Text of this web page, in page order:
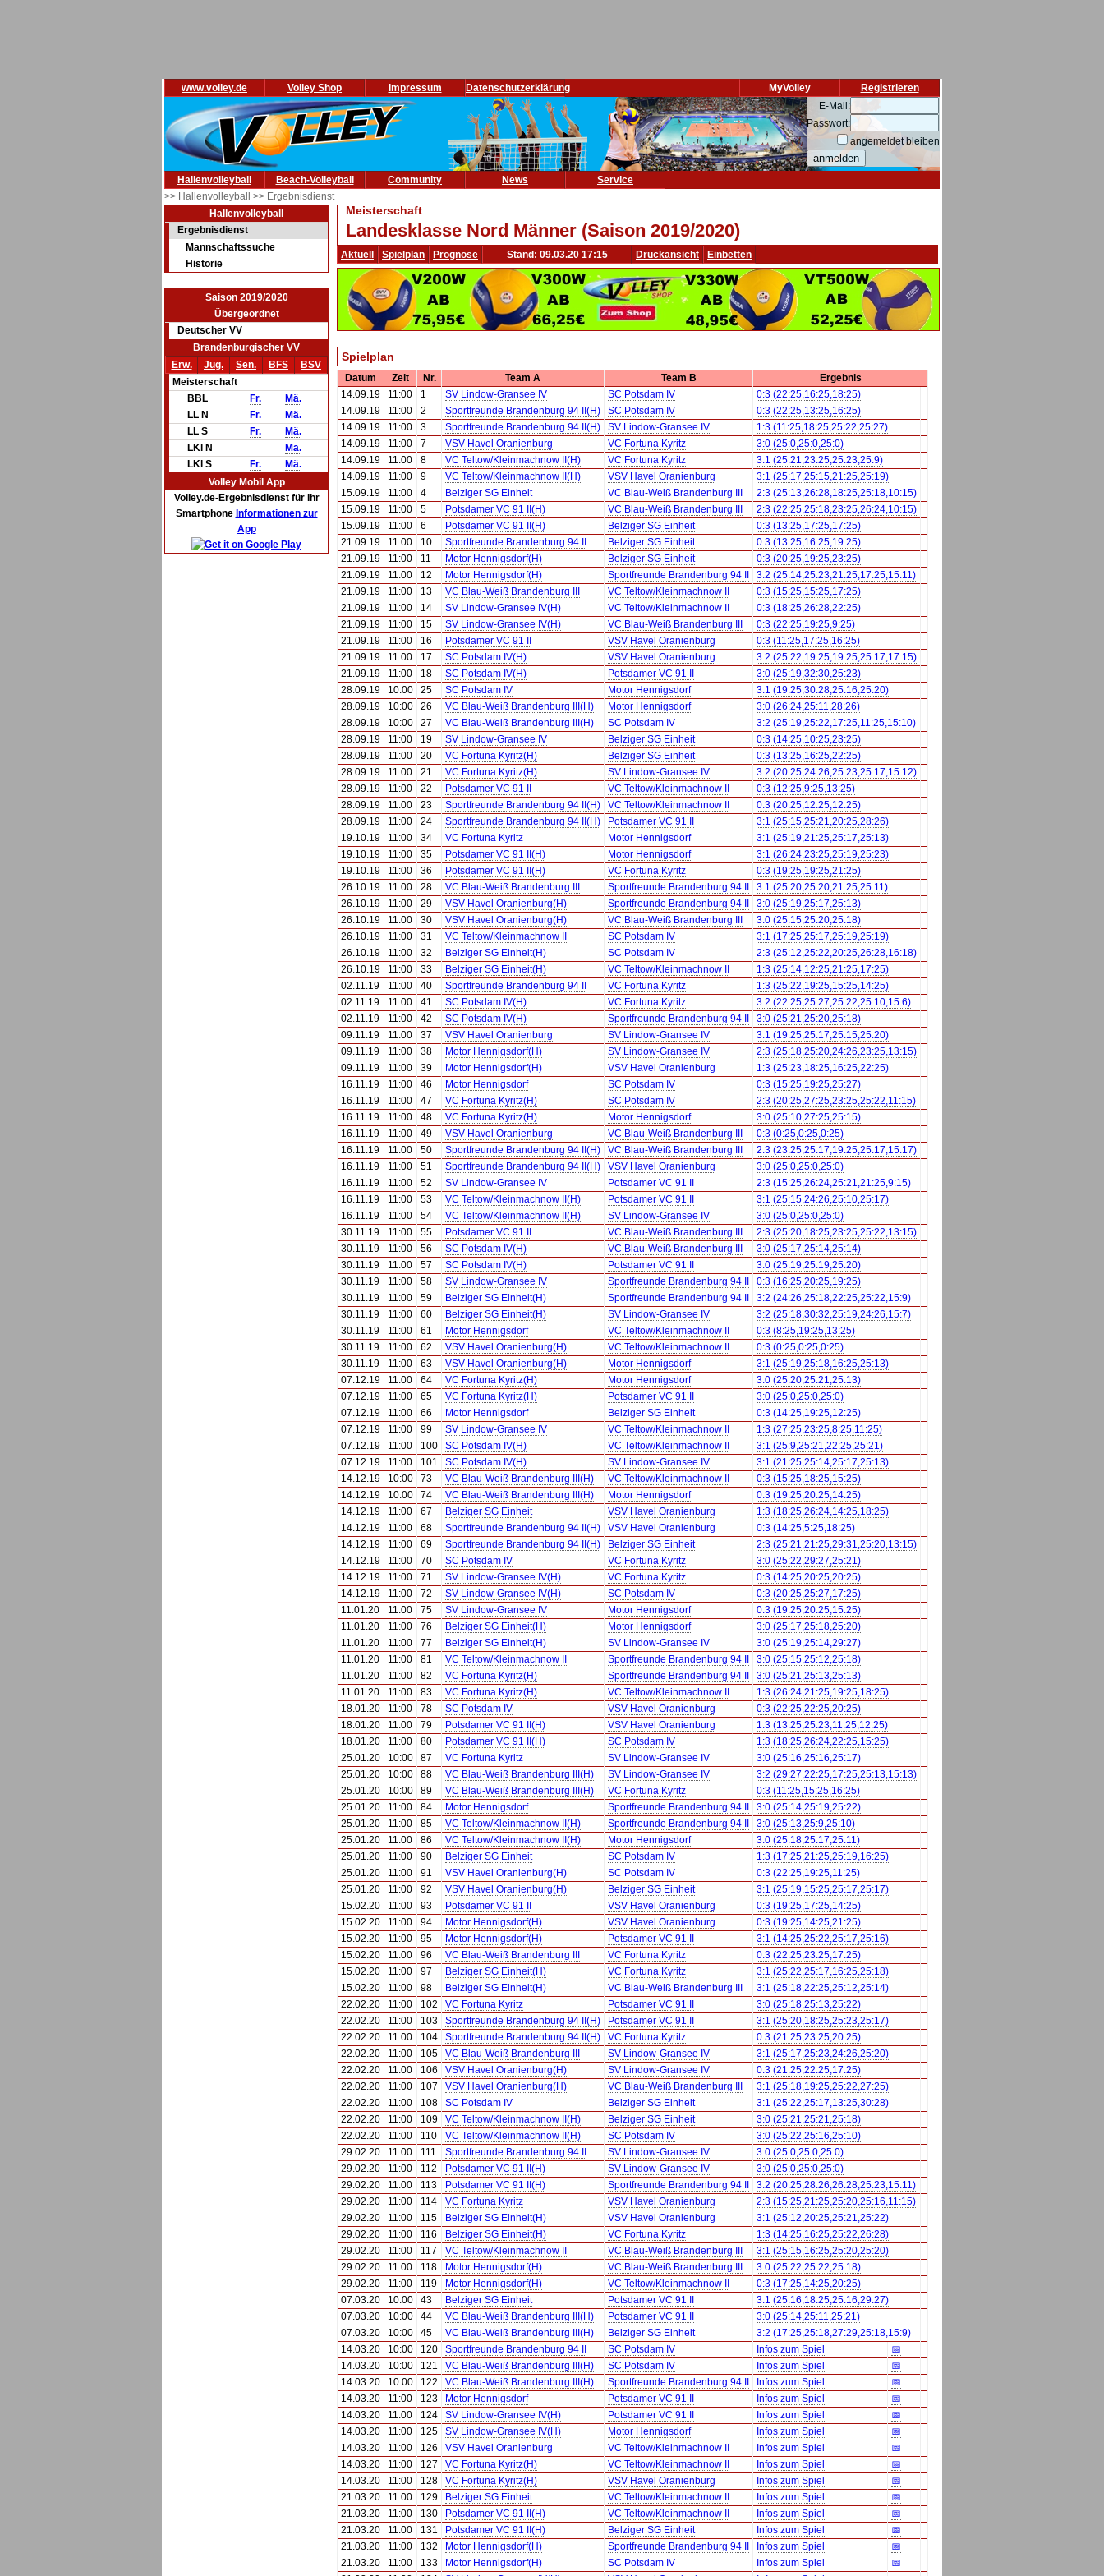
www.volley.de Volley Shop Impressum Datenschutzerklärung Registrieren
MyVolley
E-Mail:
Passwort:
angemeldet bleiben
Hallenvolleyball Beach-Volleyball Community News
Service
>> Hallenvolleyball >> Ergebnisdienst
Hallenvolleyball
Ergebnisdienst
Mannschaftssuche
Historie
Saison 2019/2020
Übergeordnet
Deutscher VV
Brandenburgischer VV
Erw.
Jug. Sen. BFS
BSV
Meisterschaft
BBL
Fr.
Mä.
LL N
Fr.
Mä.
LL S
Fr.
Mä.
LKl N
Mä.
LKl S
Fr.
Mä.
Volley Mobil App
Volley.de-Ergebnisdienst für Ihr
Smartphone Informationen zur
App
Meisterschaft
Landesklasse Nord Männer (Saison 2019/2020)
Aktuell Spielplan Prognose Stand: 09.03.20 17:15 Druckansicht Einbetten
Spielplan
Datum Zeit Nr. Team A Team B
Ergebnis
14.09.19
11:00 1 SV Lindow-Gransee IV SC Potsdam IV
0:3 (22:25,16:25,18:25)
14.09.19
11:00 2 Sportfreunde Brandenburg 94 II(H) SC Potsdam IV
0:3 (22:25,13:25,16:25)
14.09.19
11:00 3 Sportfreunde Brandenburg 94 II(H) SV Lindow-Gransee IV
1:3 (11:25,18:25,25:22,25:27)
14.09.19
11:00 7 VSV Havel Oranienburg VC Fortuna Kyritz
3:0 (25:0,25:0,25:0)
14.09.19
11:00 8 VC Teltow/Kleinmachnow II(H) VC Fortuna Kyritz
3:1 (25:21,23:25,25:23,25:9)
14.09.19
11:00 9 VC Teltow/Kleinmachnow II(H) VSV Havel Oranienburg
3:1 (25:17,25:15,21:25,25:19)
15.09.19
11:00 4 Belziger SG Einheit VC Blau-Weiß Brandenburg III
2:3 (25:13,26:28,18:25,25:18,10:15)
15.09.19
11:00 5 Potsdamer VC 91 II(H) VC Blau-Weiß Brandenburg III
2:3 (22:25,25:18,23:25,26:24,10:15)
15.09.19
11:00 6 Potsdamer VC 91 II(H) Belziger SG Einheit
0:3 (13:25,17:25,17:25)
21.09.19
11:00 10 Sportfreunde Brandenburg 94 II Belziger SG Einheit
0:3 (13:25,16:25,19:25)
21.09.19
11:00 11 Motor Hennigsdorf(H) Belziger SG Einheit
0:3 (20:25,19:25,23:25)
21.09.19
11:00 12 Motor Hennigsdorf(H) Sportfreunde Brandenburg 94 II
3:2 (25:14,25:23,21:25,17:25,15:11)
21.09.19
11:00 13 VC Blau-Weiß Brandenburg III VC Teltow/Kleinmachnow II
0:3 (15:25,15:25,17:25)
21.09.19
11:00 14 SV Lindow-Gransee IV(H) VC Teltow/Kleinmachnow II
0:3 (18:25,26:28,22:25)
21.09.19
11:00 15 SV Lindow-Gransee IV(H) VC Blau-Weiß Brandenburg III
0:3 (22:25,19:25,9:25)
21.09.19
11:00 16 Potsdamer VC 91 II VSV Havel Oranienburg
0:3 (11:25,17:25,16:25)
21.09.19
11:00 17 SC Potsdam IV(H) VSV Havel Oranienburg
3:2 (25:22,19:25,19:25,25:17,17:15)
21.09.19
11:00 18 SC Potsdam IV(H) Potsdamer VC 91 II
3:0 (25:19,32:30,25:23)
28.09.19
10:00 25 SC Potsdam IV Motor Hennigsdorf
3:1 (19:25,30:28,25:16,25:20)
28.09.19
10:00 26 VC Blau-Weiß Brandenburg III(H) Motor Hennigsdorf
3:0 (26:24,25:11,28:26)
28.09.19
10:00 27 VC Blau-Weiß Brandenburg III(H) SC Potsdam IV
3:2 (25:19,25:22,17:25,11:25,15:10)
28.09.19
11:00 19 SV Lindow-Gransee IV Belziger SG Einheit
0:3 (14:25,10:25,23:25)
28.09.19
11:00 20 VC Fortuna Kyritz(H) Belziger SG Einheit
0:3 (13:25,16:25,22:25)
28.09.19
11:00 21 VC Fortuna Kyritz(H) SV Lindow-Gransee IV
3:2 (20:25,24:26,25:23,25:17,15:12)
28.09.19
11:00 22 Potsdamer VC 91 II VC Teltow/Kleinmachnow II
0:3 (12:25,9:25,13:25)
28.09.19
11:00 23 Sportfreunde Brandenburg 94 II(H) VC Teltow/Kleinmachnow II
0:3 (20:25,12:25,12:25)
28.09.19
11:00 24 Sportfreunde Brandenburg 94 II(H) Potsdamer VC 91 II
3:1 (25:15,25:21,20:25,28:26)
19.10.19
11:00 34 VC Fortuna Kyritz Motor Hennigsdorf
3:1 (25:19,21:25,25:17,25:13)
19.10.19
11:00 35 Potsdamer VC 91 II(H) Motor Hennigsdorf
3:1 (26:24,23:25,25:19,25:23)
19.10.19
11:00 36 Potsdamer VC 91 II(H) VC Fortuna Kyritz
0:3 (19:25,19:25,21:25)
26.10.19
11:00 28 VC Blau-Weiß Brandenburg III Sportfreunde Brandenburg 94 II
3:1 (25:20,25:20,21:25,25:11)
26.10.19
11:00 29 VSV Havel Oranienburg(H) Sportfreunde Brandenburg 94 II
3:0 (25:19,25:17,25:13)
26.10.19
11:00 30 VSV Havel Oranienburg(H) VC Blau-Weiß Brandenburg III
3:0 (25:15,25:20,25:18)
26.10.19
11:00 31 VC Teltow/Kleinmachnow II SC Potsdam IV
3:1 (17:25,25:17,25:19,25:19)
26.10.19
11:00 32 Belziger SG Einheit(H) SC Potsdam IV
2:3 (25:12,25:22,20:25,26:28,16:18)
26.10.19
11:00 33 Belziger SG Einheit(H) VC Teltow/Kleinmachnow II
1:3 (25:14,12:25,21:25,17:25)
02.11.19
11:00 40 Sportfreunde Brandenburg 94 II VC Fortuna Kyritz
1:3 (25:22,19:25,15:25,14:25)
02.11.19
11:00 41 SC Potsdam IV(H) VC Fortuna Kyritz
3:2 (22:25,25:27,25:22,25:10,15:6)
02.11.19
11:00 42 SC Potsdam IV(H) Sportfreunde Brandenburg 94 II
3:0 (25:21,25:20,25:18)
09.11.19
11:00 37 VSV Havel Oranienburg SV Lindow-Gransee IV
3:1 (19:25,25:17,25:15,25:20)
09.11.19
11:00 38 Motor Hennigsdorf(H) SV Lindow-Gransee IV
2:3 (25:18,25:20,24:26,23:25,13:15)
09.11.19
11:00 39 Motor Hennigsdorf(H) VSV Havel Oranienburg
1:3 (25:23,18:25,16:25,22:25)
16.11.19
11:00 46 Motor Hennigsdorf SC Potsdam IV
0:3 (15:25,19:25,25:27)
16.11.19
11:00 47 VC Fortuna Kyritz(H) SC Potsdam IV
2:3 (20:25,27:25,23:25,25:22,11:15)
16.11.19
11:00 48 VC Fortuna Kyritz(H) Motor Hennigsdorf
3:0 (25:10,27:25,25:15)
16.11.19
11:00 49 VSV Havel Oranienburg VC Blau-Weiß Brandenburg III
0:3 (0:25,0:25,0:25)
16.11.19
11:00 50 Sportfreunde Brandenburg 94 II(H) VC Blau-Weiß Brandenburg III
2:3 (23:25,25:17,19:25,25:17,15:17)
16.11.19
11:00 51 Sportfreunde Brandenburg 94 II(H) VSV Havel Oranienburg
3:0 (25:0,25:0,25:0)
16.11.19
11:00 52 SV Lindow-Gransee IV Potsdamer VC 91 II
2:3 (15:25,26:24,25:21,21:25,9:15)
16.11.19
11:00 53 VC Teltow/Kleinmachnow II(H) Potsdamer VC 91 II
3:1 (25:15,24:26,25:10,25:17)
16.11.19
11:00 54 VC Teltow/Kleinmachnow II(H) SV Lindow-Gransee IV
3:0 (25:0,25:0,25:0)
30.11.19
11:00 55 Potsdamer VC 91 II VC Blau-Weiß Brandenburg III
2:3 (25:20,18:25,23:25,25:22,13:15)
30.11.19
11:00 56 SC Potsdam IV(H) VC Blau-Weiß Brandenburg III
3:0 (25:17,25:14,25:14)
30.11.19
11:00 57 SC Potsdam IV(H) Potsdamer VC 91 II
3:0 (25:19,25:19,25:20)
30.11.19
11:00 58 SV Lindow-Gransee IV Sportfreunde Brandenburg 94 II
0:3 (16:25,20:25,19:25)
30.11.19
11:00 59 Belziger SG Einheit(H) Sportfreunde Brandenburg 94 II
3:2 (24:26,25:18,22:25,25:22,15:9)
30.11.19
11:00 60 Belziger SG Einheit(H) SV Lindow-Gransee IV
3:2 (25:18,30:32,25:19,24:26,15:7)
30.11.19
11:00 61 Motor Hennigsdorf VC Teltow/Kleinmachnow II
0:3 (8:25,19:25,13:25)
30.11.19
11:00 62 VSV Havel Oranienburg(H) VC Teltow/Kleinmachnow II
0:3 (0:25,0:25,0:25)
30.11.19
11:00 63 VSV Havel Oranienburg(H) Motor Hennigsdorf
3:1 (25:19,25:18,16:25,25:13)
07.12.19
11:00 64 VC Fortuna Kyritz(H) Motor Hennigsdorf
3:0 (25:20,25:21,25:13)
07.12.19
11:00 65 VC Fortuna Kyritz(H) Potsdamer VC 91 II
3:0 (25:0,25:0,25:0)
07.12.19
11:00 66 Motor Hennigsdorf Belziger SG Einheit
0:3 (14:25,19:25,12:25)
07.12.19
11:00 99 SV Lindow-Gransee IV VC Teltow/Kleinmachnow II
1:3 (27:25,23:25,8:25,11:25)
07.12.19
11:00 100 SC Potsdam IV(H) VC Teltow/Kleinmachnow II
3:1 (25:9,25:21,22:25,25:21)
07.12.19
11:00 101 SC Potsdam IV(H) SV Lindow-Gransee IV
3:1 (21:25,25:14,25:17,25:13)
14.12.19
10:00 73 VC Blau-Weiß Brandenburg III(H) VC Teltow/Kleinmachnow II
0:3 (15:25,18:25,15:25)
14.12.19
10:00 74 VC Blau-Weiß Brandenburg III(H) Motor Hennigsdorf
0:3 (19:25,20:25,14:25)
14.12.19
11:00 67 Belziger SG Einheit VSV Havel Oranienburg
1:3 (18:25,26:24,14:25,18:25)
14.12.19
11:00 68 Sportfreunde Brandenburg 94 II(H) VSV Havel Oranienburg
0:3 (14:25,5:25,18:25)
14.12.19
11:00 69 Sportfreunde Brandenburg 94 II(H) Belziger SG Einheit
2:3 (25:21,21:25,29:31,25:20,13:15)
14.12.19
11:00 70 SC Potsdam IV VC Fortuna Kyritz
3:0 (25:22,29:27,25:21)
14.12.19
11:00 71 SV Lindow-Gransee IV(H) VC Fortuna Kyritz
0:3 (14:25,20:25,20:25)
14.12.19
11:00 72 SV Lindow-Gransee IV(H) SC Potsdam IV
0:3 (20:25,25:27,17:25)
11.01.20
11:00 75 SV Lindow-Gransee IV Motor Hennigsdorf
0:3 (19:25,20:25,15:25)
11.01.20
11:00 76 Belziger SG Einheit(H) Motor Hennigsdorf
3:0 (25:17,25:18,25:20)
11.01.20
11:00 77 Belziger SG Einheit(H) SV Lindow-Gransee IV
3:0 (25:19,25:14,29:27)
11.01.20
11:00 81 VC Teltow/Kleinmachnow II Sportfreunde Brandenburg 94 II
3:0 (25:15,25:12,25:18)
11.01.20
11:00 82 VC Fortuna Kyritz(H) Sportfreunde Brandenburg 94 II
3:0 (25:21,25:13,25:13)
11.01.20
11:00 83 VC Fortuna Kyritz(H) VC Teltow/Kleinmachnow II
1:3 (26:24,21:25,19:25,18:25)
18.01.20
11:00 78 SC Potsdam IV VSV Havel Oranienburg
0:3 (22:25,22:25,20:25)
18.01.20
11:00 79 Potsdamer VC 91 II(H) VSV Havel Oranienburg
1:3 (13:25,25:23,11:25,12:25)
18.01.20
11:00 80 Potsdamer VC 91 II(H) SC Potsdam IV
1:3 (18:25,26:24,22:25,15:25)
25.01.20
10:00 87 VC Fortuna Kyritz SV Lindow-Gransee IV
3:0 (25:16,25:16,25:17)
25.01.20
10:00 88 VC Blau-Weiß Brandenburg III(H) SV Lindow-Gransee IV
3:2 (29:27,22:25,17:25,25:13,15:13)
25.01.20
10:00 89 VC Blau-Weiß Brandenburg III(H) VC Fortuna Kyritz
0:3 (11:25,15:25,16:25)
25.01.20
11:00 84 Motor Hennigsdorf Sportfreunde Brandenburg 94 II
3:0 (25:14,25:19,25:22)
25.01.20
11:00 85 VC Teltow/Kleinmachnow II(H) Sportfreunde Brandenburg 94 II
3:0 (25:13,25:9,25:10)
25.01.20
11:00 86 VC Teltow/Kleinmachnow II(H) Motor Hennigsdorf
3:0 (25:18,25:17,25:11)
25.01.20
11:00 90 Belziger SG Einheit SC Potsdam IV
1:3 (17:25,21:25,25:19,16:25)
25.01.20
11:00 91 VSV Havel Oranienburg(H) SC Potsdam IV
0:3 (22:25,19:25,11:25)
25.01.20
11:00 92 VSV Havel Oranienburg(H) Belziger SG Einheit
3:1 (25:19,15:25,25:17,25:17)
15.02.20
11:00 93 Potsdamer VC 91 II VSV Havel Oranienburg
0:3 (19:25,17:25,14:25)
15.02.20
11:00 94 Motor Hennigsdorf(H) VSV Havel Oranienburg
0:3 (19:25,14:25,21:25)
15.02.20
11:00 95 Motor Hennigsdorf(H) Potsdamer VC 91 II
3:1 (14:25,25:22,25:17,25:16)
15.02.20
11:00 96 VC Blau-Weiß Brandenburg III VC Fortuna Kyritz
0:3 (22:25,23:25,17:25)
15.02.20
11:00 97 Belziger SG Einheit(H) VC Fortuna Kyritz
3:1 (25:22,25:17,16:25,25:18)
15.02.20
11:00 98 Belziger SG Einheit(H) VC Blau-Weiß Brandenburg III
3:1 (25:18,22:25,25:12,25:14)
22.02.20
11:00 102 VC Fortuna Kyritz Potsdamer VC 91 II
3:0 (25:18,25:13,25:22)
22.02.20
11:00 103 Sportfreunde Brandenburg 94 II(H) Potsdamer VC 91 II
3:1 (25:20,18:25,25:23,25:17)
22.02.20
11:00 104 Sportfreunde Brandenburg 94 II(H) VC Fortuna Kyritz
0:3 (21:25,23:25,20:25)
22.02.20
11:00 105 VC Blau-Weiß Brandenburg III SV Lindow-Gransee IV
3:1 (25:17,25:23,24:26,25:20)
22.02.20
11:00 106 VSV Havel Oranienburg(H) SV Lindow-Gransee IV
0:3 (21:25,22:25,17:25)
22.02.20
11:00 107 VSV Havel Oranienburg(H) VC Blau-Weiß Brandenburg III
3:1 (25:18,19:25,25:22,27:25)
22.02.20
11:00 108 SC Potsdam IV Belziger SG Einheit
3:1 (25:22,25:17,13:25,30:28)
22.02.20
11:00 109 VC Teltow/Kleinmachnow II(H) Belziger SG Einheit
3:0 (25:21,25:21,25:18)
22.02.20
11:00 110 VC Teltow/Kleinmachnow II(H) SC Potsdam IV
3:0 (25:22,25:16,25:10)
29.02.20
11:00 111 Sportfreunde Brandenburg 94 II SV Lindow-Gransee IV
3:0 (25:0,25:0,25:0)
29.02.20
11:00 112 Potsdamer VC 91 II(H) SV Lindow-Gransee IV
3:0 (25:0,25:0,25:0)
29.02.20
11:00 113 Potsdamer VC 91 II(H) Sportfreunde Brandenburg 94 II
3:2 (20:25,28:26,26:28,25:23,15:11)
29.02.20
11:00 114 VC Fortuna Kyritz VSV Havel Oranienburg
2:3 (15:25,21:25,25:20,25:16,11:15)
29.02.20
11:00 115 Belziger SG Einheit(H) VSV Havel Oranienburg
3:1 (25:12,20:25,25:21,25:22)
29.02.20
11:00 116 Belziger SG Einheit(H) VC Fortuna Kyritz
1:3 (14:25,16:25,25:22,26:28)
29.02.20
11:00 117 VC Teltow/Kleinmachnow II VC Blau-Weiß Brandenburg III
3:1 (25:15,16:25,25:20,25:20)
29.02.20
11:00 118 Motor Hennigsdorf(H) VC Blau-Weiß Brandenburg III
3:0 (25:22,25:22,25:18)
29.02.20
11:00 119 Motor Hennigsdorf(H) VC Teltow/Kleinmachnow II
0:3 (17:25,14:25,20:25)
07.03.20
10:00 43 Belziger SG Einheit Potsdamer VC 91 II
3:1 (25:16,18:25,25:16,29:27)
07.03.20
10:00 44 VC Blau-Weiß Brandenburg III(H) Potsdamer VC 91 II
3:0 (25:14,25:11,25:21)
07.03.20
10:00 45 VC Blau-Weiß Brandenburg III(H) Belziger SG Einheit
3:2 (17:25,25:18,27:29,25:18,15:9)
14.03.20
10:00 120 Sportfreunde Brandenburg 94 II SC Potsdam IV Infos zum Spiel
📅
14.03.20
10:00 121 VC Blau-Weiß Brandenburg III(H) SC Potsdam IV Infos zum Spiel
📅
14.03.20
10:00 122 VC Blau-Weiß Brandenburg III(H) Sportfreunde Brandenburg 94 II Infos zum Spiel
📅
14.03.20
11:00 123 Motor Hennigsdorf Potsdamer VC 91 II Infos zum Spiel
📅
14.03.20
11:00 124 SV Lindow-Gransee IV(H) Potsdamer VC 91 II Infos zum Spiel
📅
14.03.20
11:00 125 SV Lindow-Gransee IV(H) Motor Hennigsdorf Infos zum Spiel
📅
14.03.20
11:00 126 VSV Havel Oranienburg VC Teltow/Kleinmachnow II Infos zum Spiel
📅
14.03.20
11:00 127 VC Fortuna Kyritz(H) VC Teltow/Kleinmachnow II Infos zum Spiel
📅
14.03.20
11:00 128 VC Fortuna Kyritz(H) VSV Havel Oranienburg Infos zum Spiel
📅
21.03.20
11:00 129 Belziger SG Einheit VC Teltow/Kleinmachnow II Infos zum Spiel
📅
21.03.20
11:00 130 Potsdamer VC 91 II(H) VC Teltow/Kleinmachnow II Infos zum Spiel
📅
21.03.20
11:00 131 Potsdamer VC 91 II(H) Belziger SG Einheit Infos zum Spiel
📅
21.03.20
11:00 132 Motor Hennigsdorf(H) Sportfreunde Brandenburg 94 II Infos zum Spiel
📅
21.03.20
11:00 133 Motor Hennigsdorf(H) SC Potsdam IV Infos zum Spiel
📅